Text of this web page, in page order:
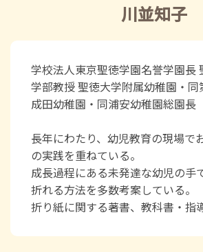
川並知子
学校法人東京聖徳学園名誉学園長
学部教授 聖徳大学附属幼稚園・
成田幼稚園・同浦安幼稚園総園長
長年にわたり、幼児教育の現場で
の実践を重ねている。
成長過程にある未発達な幼児の手
折れる方法を多数考案している。
折り紙に関する著書、教科書・指